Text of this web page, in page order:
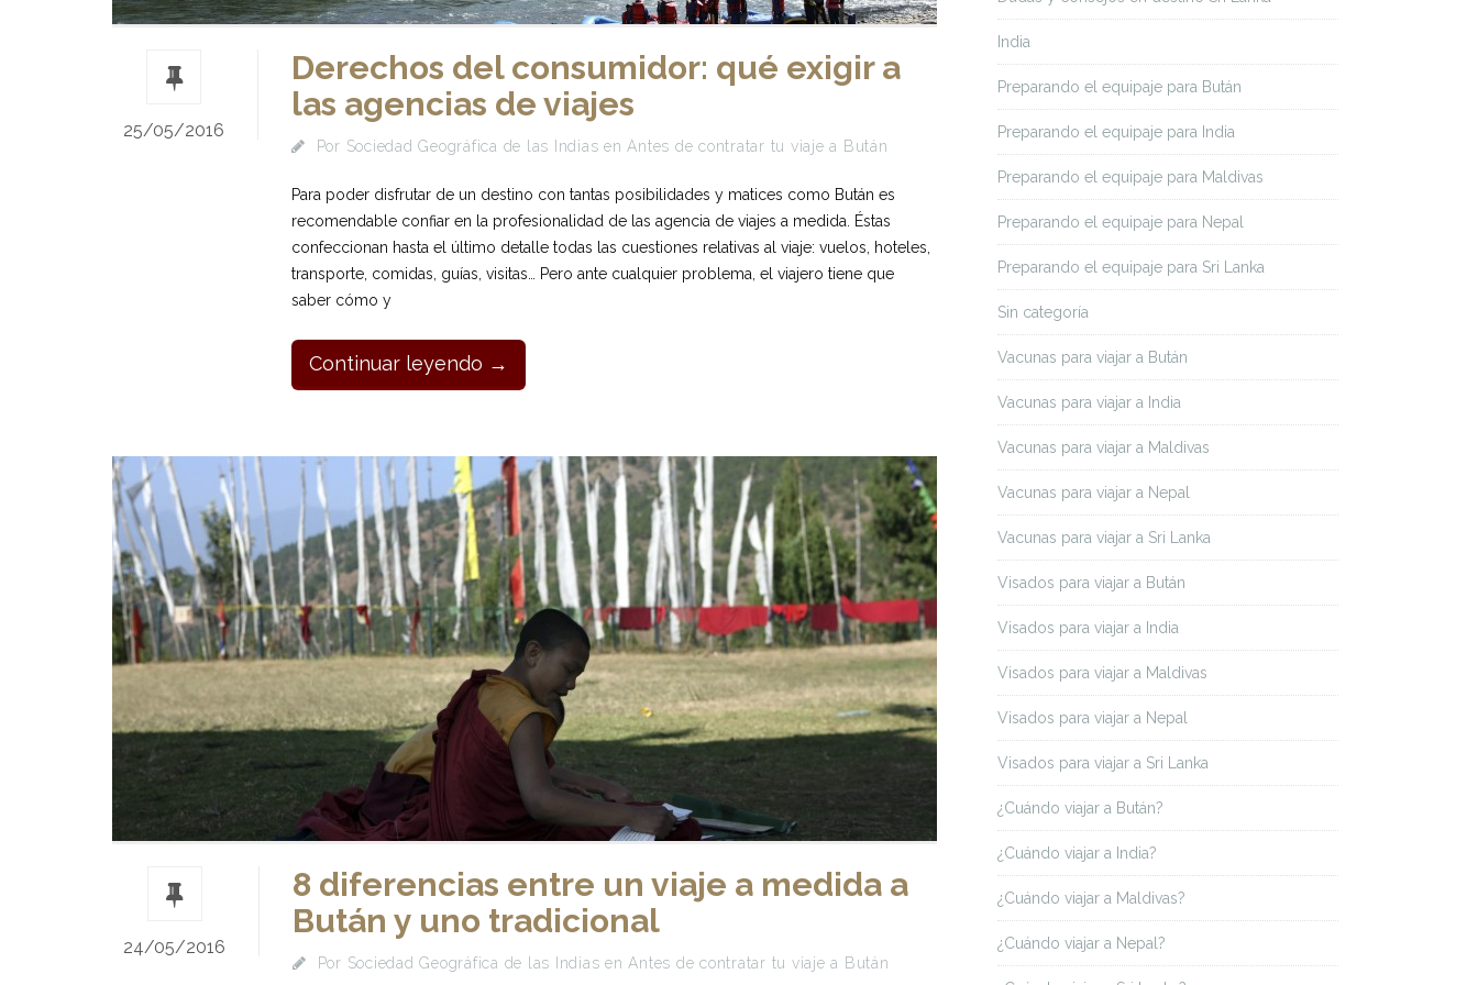
25/05/2016
Derechos del consumidor: qué exigir a
las agencias de viajes
Por Sociedad Geográfica de las Indias en Antes de contratar tu viaje a Bután
Para poder disfrutar de un destino con tantas posibilidades y matices como Bután es
recomendable confiar en la profesionalidad de las agencia de viajes a medida. Éstas
confeccionan hasta el último detalle todas las cuestiones relativas al viaje: vuelos, hoteles,
transporte, comidas, guías, visitas… Pero ante cualquier problema, el viajero tiene que
saber cómo y
Continuar leyendo →
24/05/2016
8 diferencias entre un viaje a medida a
Bután y uno tradicional
Por Sociedad Geográfica de las Indias en Antes de contratar tu viaje a Bután
India
Preparando el equipaje para Bután
Preparando el equipaje para India
Preparando el equipaje para Maldivas
Preparando el equipaje para Nepal
Preparando el equipaje para Sri Lanka
Sin categoría
Vacunas para viajar a Bután
Vacunas para viajar a India
Vacunas para viajar a Maldivas
Vacunas para viajar a Nepal
Vacunas para viajar a Sri Lanka
Visados para viajar a Bután
Visados para viajar a India
Visados para viajar a Maldivas
Visados para viajar a Nepal
Visados para viajar a Sri Lanka
¿Cuándo viajar a Bután?
¿Cuándo viajar a India?
¿Cuándo viajar a Maldivas?
¿Cuándo viajar a Nepal?